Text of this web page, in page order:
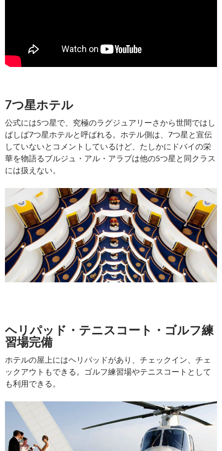
7つ星ホテル
公式には5つ星で、究極のラグジュアリーさから世間ではし
ばしば7つ星ホテルと呼ばれる。ホテル側は、7つ星と宣伝
していないとコメントしているけど、たしかにドバイの栄
華を物語るブルジュ・アル・アラブは他の5つ星と同クラス
には扱えない。
ヘリパッド・テニスコート・ゴルフ練
習場完備
ホテルの屋上にはヘリパッドがあり、チェックイン、チェ
ックアウトもできる。ゴルフ練習場やテニスコートとして
も利用できる。